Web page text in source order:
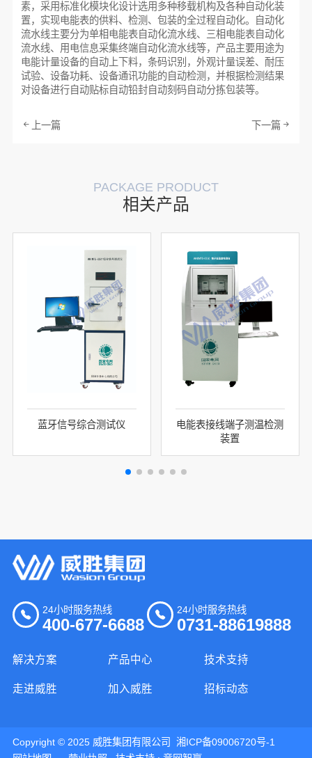
素，采用标准化模块化设计选用多种移载机构及各种自动化装
置，实现电能表的供料、检测、包装的全过程自动化。自动化
流水线主要分为单相电能表自动化流水线、三相电能表自动化
流水线、用电信息采集终端自动化流水线等，产品主要用途为
电能计量设备的自动上下料，条码识别，外观计量误差、耐压
试验、设备功耗、设备通讯功能的自动检测，并根据检测结果
对设备进行自动贴标自动铅封自动刻码自动分拣包装等。
上一篇 下一篇
PACKAGE PRODUCT
相关产品
蓝牙信号综合测试仪
电能表接线端子测温检测
装置
24小时服务热线
400-677-6688
24小时服务热线
0731-88619888
解决方案 产品中心 技术支持
走进威胜 加入威胜 招标动态
Copyright © 2025 威胜集团有限公司 湘ICP备09006720号-1